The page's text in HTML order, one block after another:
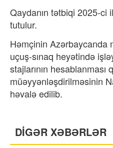
Qaydanın tətbiqi 2025-ci
tutulur.
Həmçinin Azərbaycanda
uçuş-sınaq heyətində
stajlarının hesablanması
müəyyənləşdirilməsinin
həvalə edilib.
DİGƏR XƏBƏRLƏR